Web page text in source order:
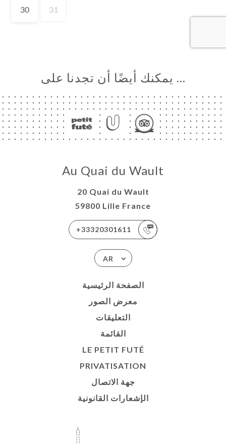
… يمكنك أيضًا أن تجدنا على
Au Quai du Wault
20 Quai du Wault
59800 Lille France
+33320301611
AR
الصفحة الرئيسية
معرض الصور
التعليقات
القائمة
LE PETIT FUTÉ
PRIVATISATION
جهة الاتصال
الإشعارات القانونية